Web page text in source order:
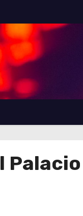
Palacio